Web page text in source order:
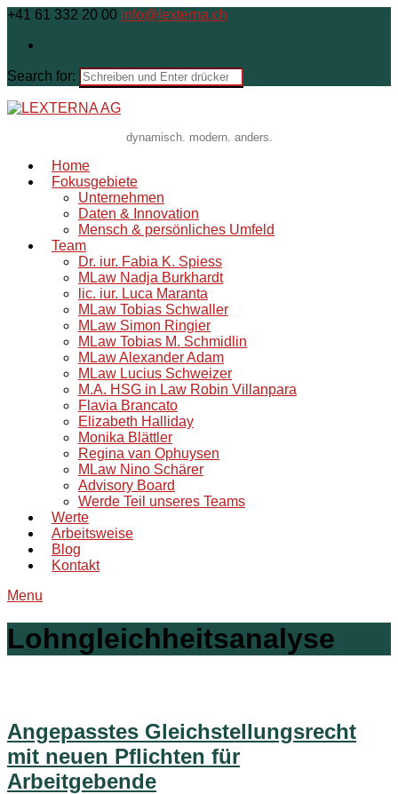
+41 61 332 20 00 info@lexterna.ch
Search for:
dynamisch. modern. anders.
Home
Fokusgebiete
Unternehmen
Daten & Innovation
Mensch & persönliches Umfeld
Team
Dr. iur. Fabia K. Spiess
MLaw Nadja Burkhardt
lic. iur. Luca Maranta
MLaw Tobias Schwaller
MLaw Simon Ringier
MLaw Tobias M. Schmidlin
MLaw Alexander Adam
MLaw Lucius Schweizer
M.A. HSG in Law Robin Villanpara
Flavia Brancato
Elizabeth Halliday
Monika Blättler
Regina van Ophuysen
MLaw Nino Schärer
Advisory Board
Werde Teil unseres Teams
Werte
Arbeitsweise
Blog
Kontakt
Menu
Lohngleichheitsanalyse
Angepasstes Gleichstellungsrecht
mit neuen Pflichten für
Arbeitgebende